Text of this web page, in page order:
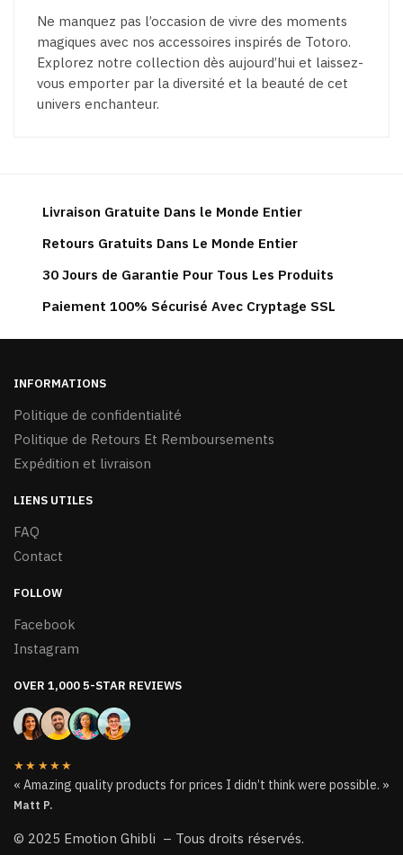
Ne manquez pas l’occasion de vivre des moments
magiques avec nos accessoires inspirés de Totoro.
Explorez notre collection dès aujourd’hui et laissez-
vous emporter par la diversité et la beauté de cet
univers enchanteur.
Livraison Gratuite Dans le Monde Entier
Retours Gratuits Dans Le Monde Entier
30 Jours de Garantie Pour Tous Les Produits
Paiement 100% Sécurisé Avec Cryptage SSL
INFORMATIONS
Politique de confidentialité
Politique de Retours Et Remboursements
Expédition et livraison
LIENS UTILES
FAQ
Contact
FOLLOW
Facebook
Instagram
OVER 1,000 5-STAR REVIEWS
★★★★★
« Amazing quality products for prices I didn’t think were possible. »
Matt P.
© 2025 Emotion Ghibli – Tous droits réservés.